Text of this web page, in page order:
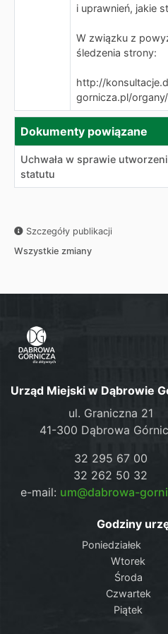
i uprawnień, jakie
W związku z
śledzenia strony:
http://
gornicza.pl/
Dokumenty powiązane
Uchwała w sprawie
statutu
Szczegóły publikacji
Wszystkie zmiany
Urząd Miejski w Dąbrowie
ul. Graniczna 21
41-300 Dąbrowa
32 295 67 00
32 262 50 32
e-mail: um@dabrowa-
Godziny
Poniedziałek
Wtorek
Środa
Czwartek
Piątek